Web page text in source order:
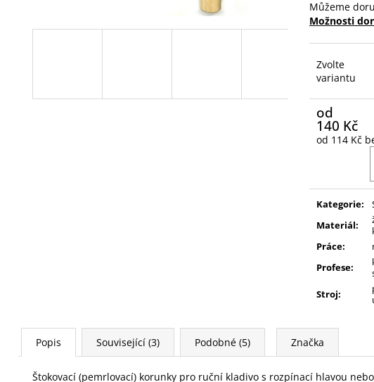
Můžeme
Možnosti
Zvolte
variantu
od
140 Kč
od 114 Kč
Kategorie:
Materiál:
Práce:
Profese:
Stroj:
Popis Související (3) Podobné (5) Značka
Štokovací (pemrlovací) korunky pro ruční kladivo s rozpínací hlavou